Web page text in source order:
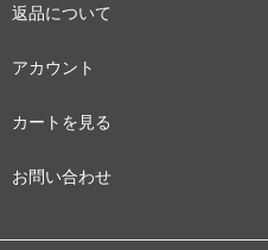
返品について
アカウント
カートを見る
お問い合わせ